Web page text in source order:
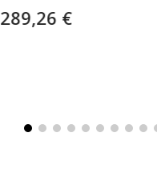
289,26 €